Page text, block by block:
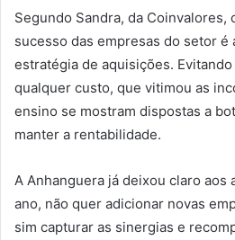
Segundo Sandra, da
sucesso das empresas do setor é
estratégia de aquisições.
qualquer custo, que vitimou as
ensino se mostram dispostas a
manter a rentabilidade.
A Anhanguera já deixou claro aos
ano, não quer adicionar novas
sim capturar as sinergias e